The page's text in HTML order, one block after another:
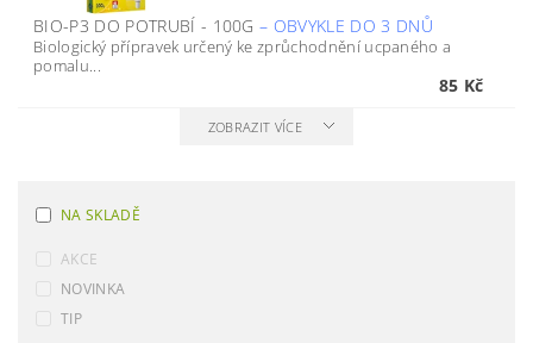
BIO-P3 DO POTRUBÍ - 100G– OBVYKLE DO 3 DNŮ
Biologický přípravek určený ke zprůchodnění ucpaného a
pomalu...
85 Kč
ZOBRAZIT VÍCE
NA SKLADĚ
AKCE
NOVINKA
TIP